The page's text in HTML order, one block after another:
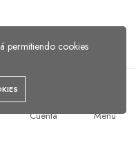
Cuenta Menú
Comprar ahora
permitiendo cookies